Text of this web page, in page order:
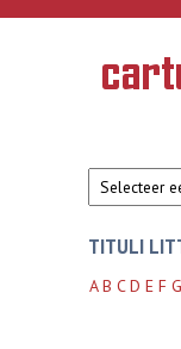
Overslaan en naar de
Geschiedenis
van de
TITULI
A B C D E F G